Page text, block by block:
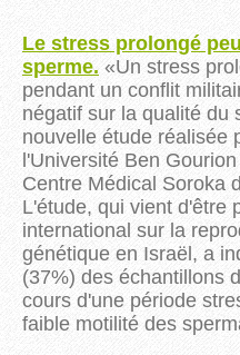
Le stress prolongé
sperme. «Un stress
pendant un conflit
négatif sur la qualité du
nouvelle étude réalisée
l'Université Ben
Centre Médical Soroka
L'étude, qui vient d'être
international sur la
génétique en Israël, a
(37%) des échantillons
cours d'une période
faible motilité des